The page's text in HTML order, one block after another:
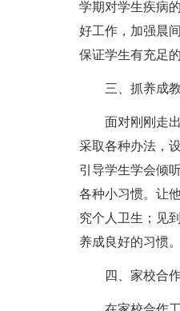
学期对学生疾病
好工作，加强晨
保证学生有充足
三、抓养成
面对刚刚走
采取各种办法，
引导学生学会倾
各种小习惯。让
究个人卫生；见
养成良好的习惯。
四、家校合